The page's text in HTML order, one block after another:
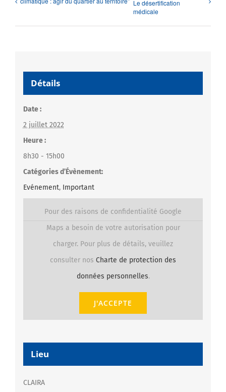
Le désertification
médicale
Détails
Date :
2 juillet 2022
Heure :
8h30 - 15h00
Catégories d’Évènement:
Evénement, Important
Lieu
CLAIRA
Pour des raisons de confidentialité Google
Maps a besoin de votre autorisation pour
charger. Pour plus de détails, veuillez
consulter nos Charte de protection des
données personnelles.
J'ACCEPTE